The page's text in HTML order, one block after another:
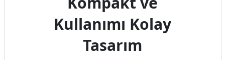
Kullanımı Kolay
Tasarım